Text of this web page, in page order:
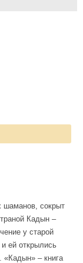
шаманов, сокрыт
Кадын –
у старой
ей открылись
«Кадын» – книга